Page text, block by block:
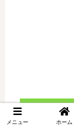
関連記事
メニュー ホーム